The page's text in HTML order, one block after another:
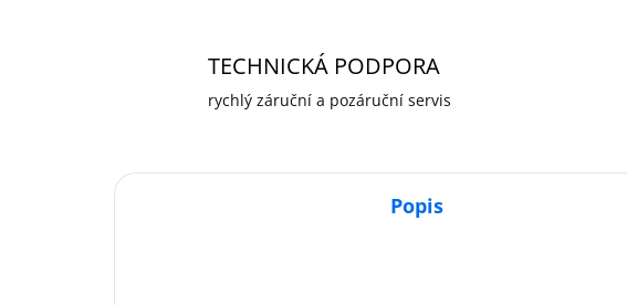
TECHNICKÁ PODPORA
rychlý záruční a pozáruční servis
Popis